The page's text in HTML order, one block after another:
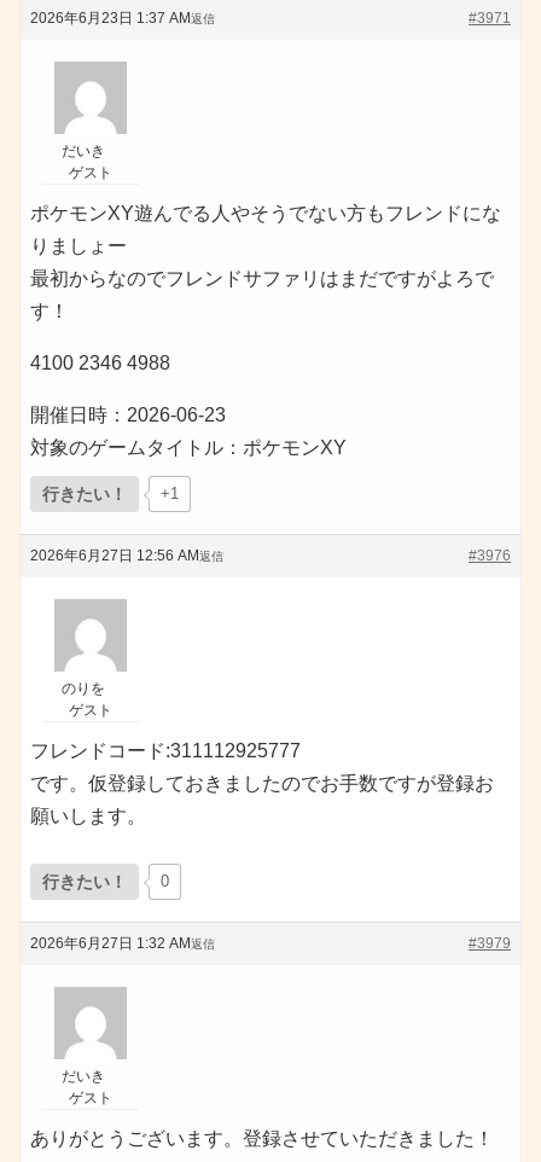
2026年6月23日 1:37 AM #3971
返信
だいき
ゲスト
ポケモンXY遊んでる人やそうでない方もフレンドにな
りましょー
最初からなのでフレンドサファリはまだですがよろで
す！
4100 2346 4988
開催日時：2026-06-23
対象のゲームタイトル：ポケモンXY
行きたい！ +1
2026年6月27日 12:56 AM #3976
返信
のりを
ゲスト
フレンドコード:311112925777
です。仮登録しておきましたのでお手数ですが登録お
願いします。
行きたい！ 0
2026年6月27日 1:32 AM #3979
返信
だいき
ゲスト
ありがとうございます。登録させていただきました！